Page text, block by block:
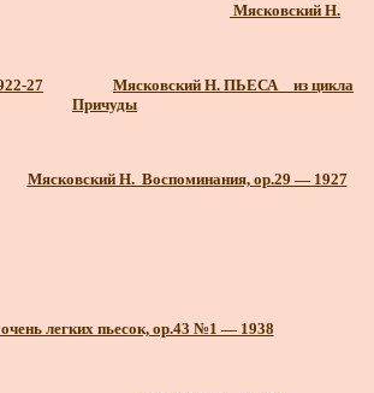
Мясковский Н.
27
Мясковский Н. ПЬЕСА _ из цикла
Причуды
Мясковский Н. Воспоминания, ор.29 — 1927
легких пьесок, ор.43 №1 — 1938